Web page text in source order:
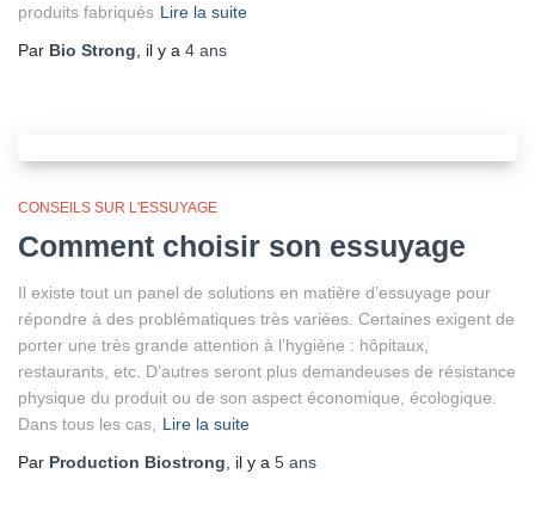
produits fabriqués Lire la suite
Par Bio Strong , il y a 4 ans
CONSEILS SUR L'ESSUYAGE
Comment choisir son essuyage
Il existe tout un panel de solutions en matière d’essuyage pour
répondre à des problématiques très variées. Certaines exigent de
porter une très grande attention à l’hygiène : hôpitaux,
restaurants, etc. D’autres seront plus demandeuses de résistance
physique du produit ou de son aspect économique, écologique.
Dans tous les cas,
Lire la suite
Par Production Biostrong , il y a 5 ans